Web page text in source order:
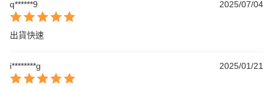
q******9
2025/07/04
出貨快速
i********g 2025/01/21